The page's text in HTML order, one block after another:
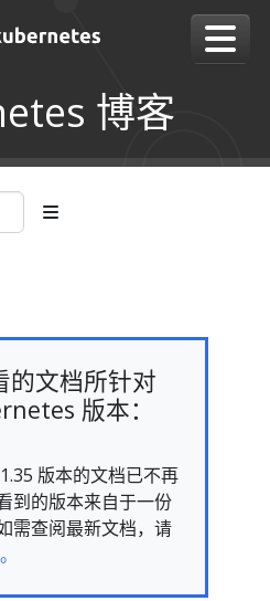
博客
的文档所针对
版本：
版本的文档已不再
到的版本来自于一份
需查阅最新文档，请